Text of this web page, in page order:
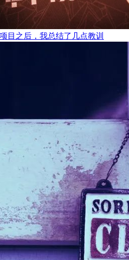
目之后，我总结了几点教训